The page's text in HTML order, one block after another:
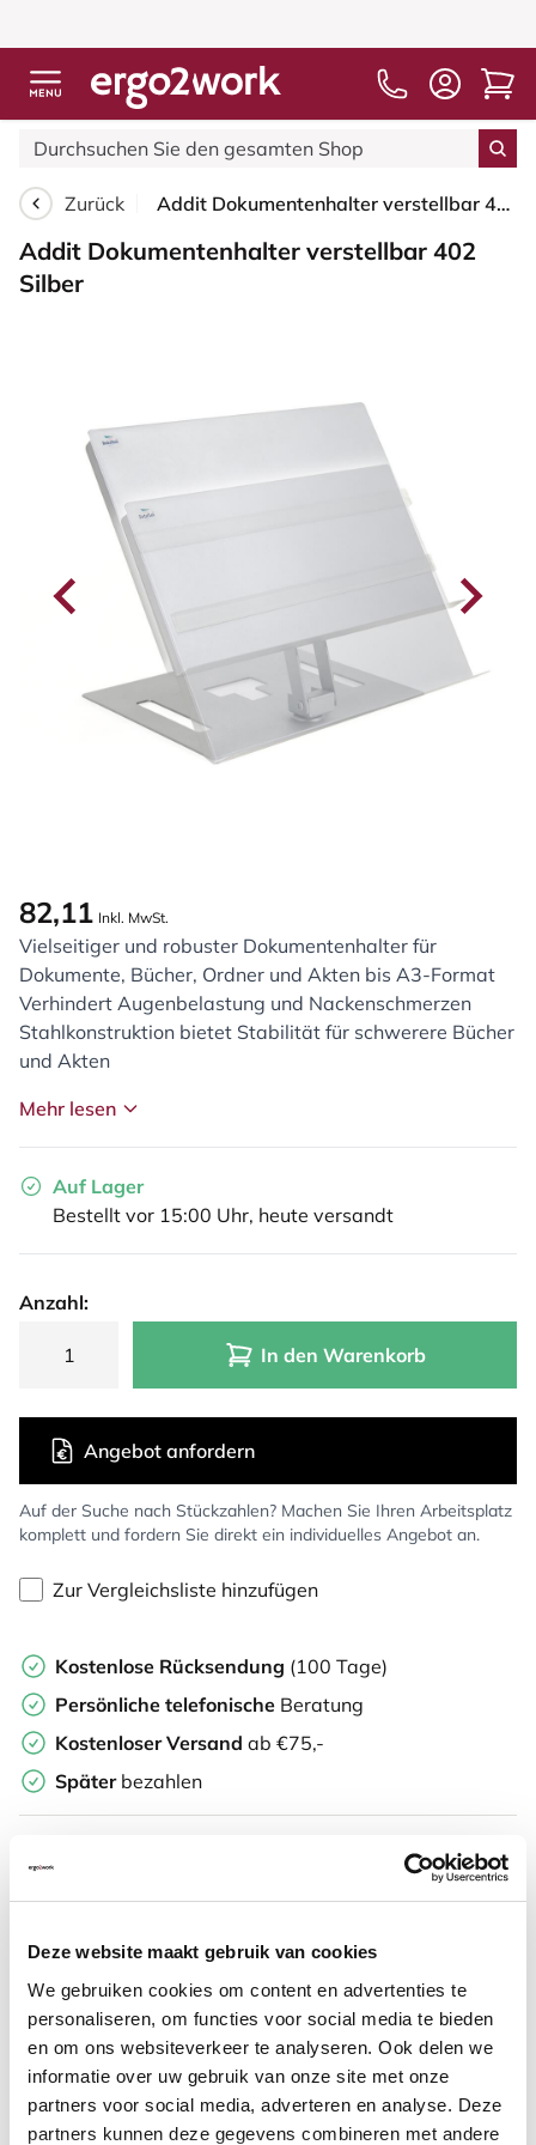
Deze website maakt gebruik van cookies
We gebruiken cookies om content en advertenties te
personaliseren, om functies voor social media te bieden
en om ons websiteverkeer te analyseren. Ook delen we
informatie over uw gebruik van onze site met onze
partners voor social media, adverteren en analyse. Deze
partners kunnen deze gegevens combineren met andere
Zurück Addit Dokumentenhalter verstellbar 402 Silber
Addit Dokumentenhalter verstellbar 402
Silber
82,11 Inkl. MwSt.
Vielseitiger und robuster Dokumentenhalter für
Dokumente, Bücher, Ordner und Akten bis A3-Format
Verhindert Augenbelastung und Nackenschmerzen
Stahlkonstruktion bietet Stabilität für schwerere Bücher
und Akten
Mehr lesen
Auf Lager
Bestellt vor 15:00 Uhr, heute versandt
Anzahl:
In den Warenkorb
Auf der Suche nach Stückzahlen? Machen Sie Ihren Arbeitsplatz
komplett und fordern Sie direkt ein individuelles Angebot an.
Angebot anfordern
Zur Vergleichsliste hinzufügen
Kostenlose Rücksendung (100 Tage)
Persönliche telefonische Beratung
Kostenloser Versand ab €75,-
Später bezahlen
Häufig zusammen gekauft mit
Roost V3 stand -
Laptopständer